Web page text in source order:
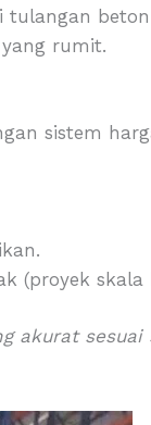
rumit.
sistem
(proyek skala
akurat sesuai